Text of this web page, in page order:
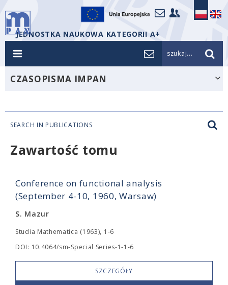
JEDNOSTKA NAUKOWA KATEGORII A+
szukaj...
CZASOPISMA IMPAN
SEARCH IN PUBLICATIONS
Zawartość tomu
Conference on functional analysis
(September 4-10, 1960, Warsaw)
S. Mazur
Studia Mathematica (1963), 1-6
DOI: 10.4064/sm-Special Series-1-1-6
SZCZEGÓŁY